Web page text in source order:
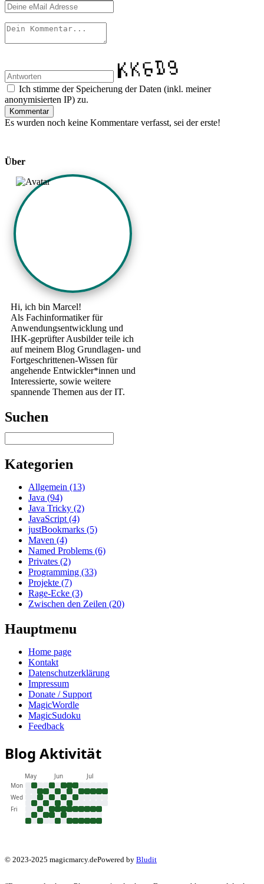
Ich stimme der Speicherung der Daten (inkl. meiner
anonymisierten IP) zu.
Kommentar
Es wurden noch keine Kommentare verfasst, sei der erste!
Über
Hi, ich bin Marcel!
Als Fachinformatiker für
Anwendungsentwicklung und
IHK-geprüfter Ausbilder teile ich
auf meinem Blog Grundlagen- und
Fortgeschrittenen-Wissen für
angehende Entwickler*innen und
Interessierte, sowie weitere
spannende Themen aus der IT.
Suchen
Kategorien
Allgemein (13)
Java (94)
Java Tricky (2)
JavaScript (4)
justBookmarks (5)
Maven (4)
Named Problems (6)
Privates (2)
Programming (33)
Projekte (7)
Rage-Ecke (3)
Zwischen den Zeilen (20)
Hauptmenu
Home page
Kontakt
Datenschutzerklärung
Impressum
Donate / Support
MagicWordle
MagicSudoku
Feedback
Blog Aktivität
May Jun
Jul
Mon
Wed
Fri
© 2023-2025 magicmarcy.dePowered by Bludit